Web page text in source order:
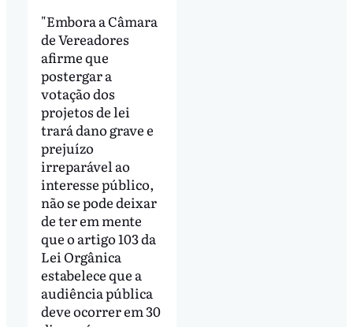
"Embora a Câmara
de Vereadores
afirme que
postergar a
votação dos
projetos de lei
trará dano grave e
prejuízo
irreparável ao
interesse público,
não se pode deixar
de ter em mente
que o artigo 103 da
Lei Orgânica
estabelece que a
audiência pública
deve ocorrer em 30